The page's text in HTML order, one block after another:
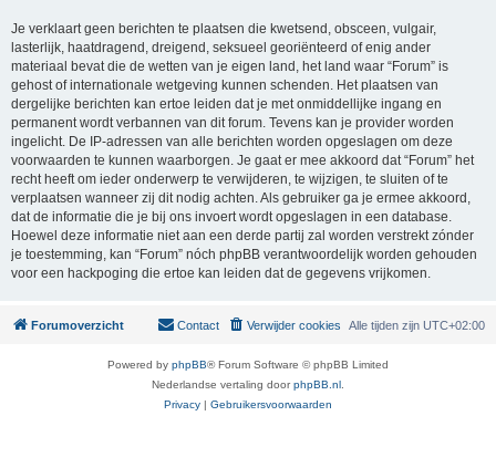
Je verklaart geen berichten te plaatsen die kwetsend, obsceen, vulgair,
lasterlijk, haatdragend, dreigend, seksueel georiënteerd of enig ander
materiaal bevat die de wetten van je eigen land, het land waar “Forum” is
gehost of internationale wetgeving kunnen schenden. Het plaatsen van
dergelijke berichten kan ertoe leiden dat je met onmiddellijke ingang en
permanent wordt verbannen van dit forum. Tevens kan je provider worden
ingelicht. De IP-adressen van alle berichten worden opgeslagen om deze
voorwaarden te kunnen waarborgen. Je gaat er mee akkoord dat “Forum” het
recht heeft om ieder onderwerp te verwijderen, te wijzigen, te sluiten of te
verplaatsen wanneer zij dit nodig achten. Als gebruiker ga je ermee akkoord,
dat de informatie die je bij ons invoert wordt opgeslagen in een database.
Hoewel deze informatie niet aan een derde partij zal worden verstrekt zónder
je toestemming, kan “Forum” nóch phpBB verantwoordelijk worden gehouden
voor een hackpoging die ertoe kan leiden dat de gegevens vrijkomen.
Forumoverzicht Alle tijden zijn UTC+02:00
Verwijder cookies
Contact
Powered by phpBB® Forum Software © phpBB Limited
Nederlandse vertaling doorphpBB.nl
Privacy | Gebruikersvoorwaarden